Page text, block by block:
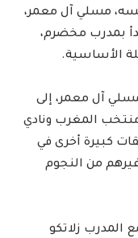
مسلي آل معمر،
بمدرب مخضرم،
الأساسية.
آل معمر، إلى
المغرب ونادي
كبيرة أخرى في
من النجوم
المدرب زلاتكو